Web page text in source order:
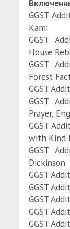
GGST
Kami
GGST
House
GGST
Forest
GGST
GGST
Prayer,
GGST
with Kind
GGST
Dickinson
GGST
GGST
GGST
GGST
GGST